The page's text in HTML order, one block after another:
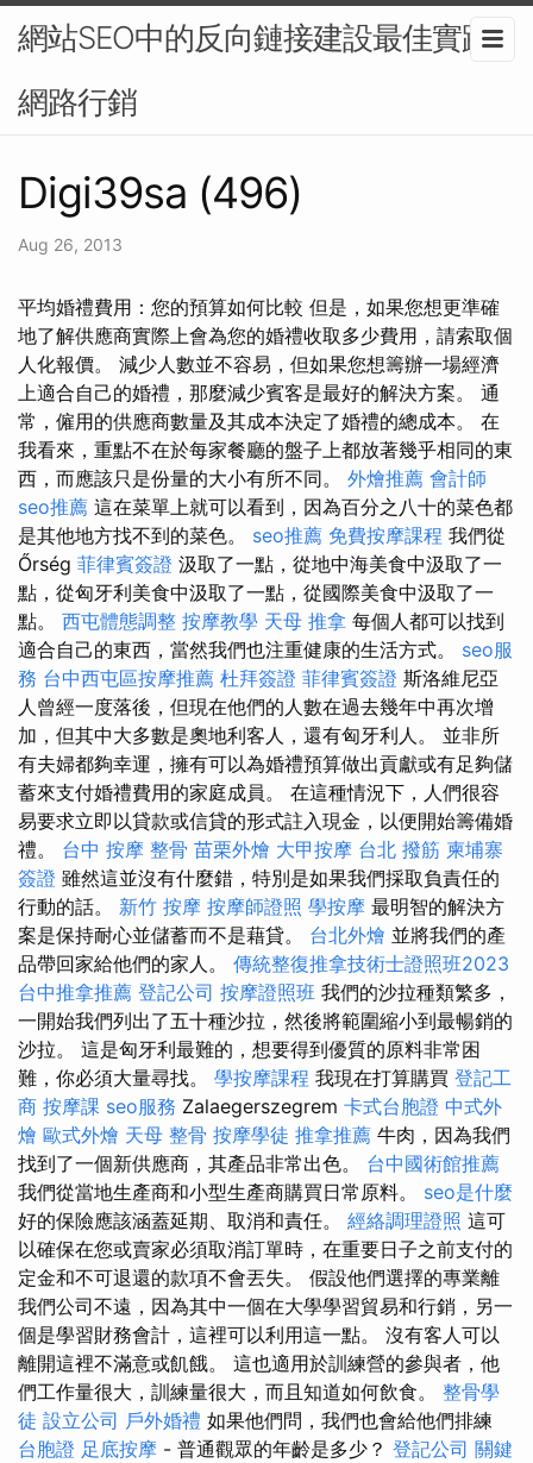
網站SEO中的反向鏈接建設最佳實踐-
網路行銷
Digi39sa (496)
Aug 26, 2013
平均婚禮費用：您的預算如何比較 但是，如果您想更準確
地了解供應商實際上會為您的婚禮收取多少費用，請索取個
人化報價。 減少人數並不容易，但如果您想籌辦一場經濟
上適合自己的婚禮，那麼減少賓客是最好的解決方案。 通
常，僱用的供應商數量及其成本決定了婚禮的總成本。 在
我看來，重點不在於每家餐廳的盤子上都放著幾乎相同的東
西，而應該只是份量的大小有所不同。 外燴推薦 會計師
seo推薦 這在菜單上就可以看到，因為百分之八十的菜色都
是其他地方找不到的菜色。 seo推薦 免費按摩課程 我們從
Őrség 菲律賓簽證 ​​汲取了一點，從地中海美食中汲取了一
點，從匈牙利美食中汲取了一點，從國際美食中汲取了一
點。 西屯體態調整 按摩教學 天母 推拿 每個人都可以找到
適合自己的東西，當然我們也注重健康的生活方式。 seo服
務 台中西屯區按摩推薦 杜拜簽證 菲律賓簽證 斯洛維尼亞
人曾經一度落後，但現在他們的人數在過去幾年中再次增
加，但其中大多數是奧地利客人，還有匈牙利人。 並非所
有夫婦都夠幸運，擁有可以為婚禮預算做出貢獻或有足夠儲
蓄來支付婚禮費用的家庭成員。 在這種情況下，人們很容
易要求立即以貸款或信貸的形式註入現金，以便開始籌備婚
禮。 台中 按摩 整骨 苗栗外燴 大甲按摩 台北 撥筋 柬埔寨
簽證 雖然這並沒有什麼錯，特別是如果我們採取負責任的
行動的話。 新竹 按摩 按摩師證照 學按摩 最明智的解決方
案是保持耐心並儲蓄而不是藉貸。 台北外燴 並將我們的產
品帶回家給他們的家人。 傳統整復推拿技術士證照班2023
台中推拿推薦 登記公司 按摩證照班 我們的沙拉種類繁多，
一開始我們列出了五十種沙拉，然後將範圍縮小到最暢銷的
沙拉。 這是匈牙利最難的，想要得到優質的原料非常困
難，你必須大量尋找。 學按摩課程 我現在打算購買 登記工
商 按摩課 seo服務 Zalaegerszegrem 卡式台胞證 中式外
燴 歐式外燴 天母 整骨 按摩學徒 推拿推薦 牛肉，因為我們
找到了一個新供應商，其產品非常出色。 台中國術館推薦
我們從當地生產商和小型生產商購買日常原料。 seo是什麼
好的保險應該涵蓋延期、取消和責任。 經絡調理證照 這可
以確保在您或賣家必須取消訂單時，在重要日子之前支付的
定金和不可退還的款項不會丟失。 假設他們選擇的專業離
我們公司不遠，因為其中一個在大學學習貿易和行銷，另一
個是學習財務會計，這裡可以利用這一點。 沒有客人可以
離開這裡不滿意或飢餓。 這也適用於訓練營的參與者，他
們工作量很大，訓練量很大，而且知道如何飲食。 整骨學
徒 設立公司 戶外婚禮 如果他們問，我們也會給他們排練
台胞證 足底按摩 - 普通觀眾的年齡是多少？ 登記公司 關鍵